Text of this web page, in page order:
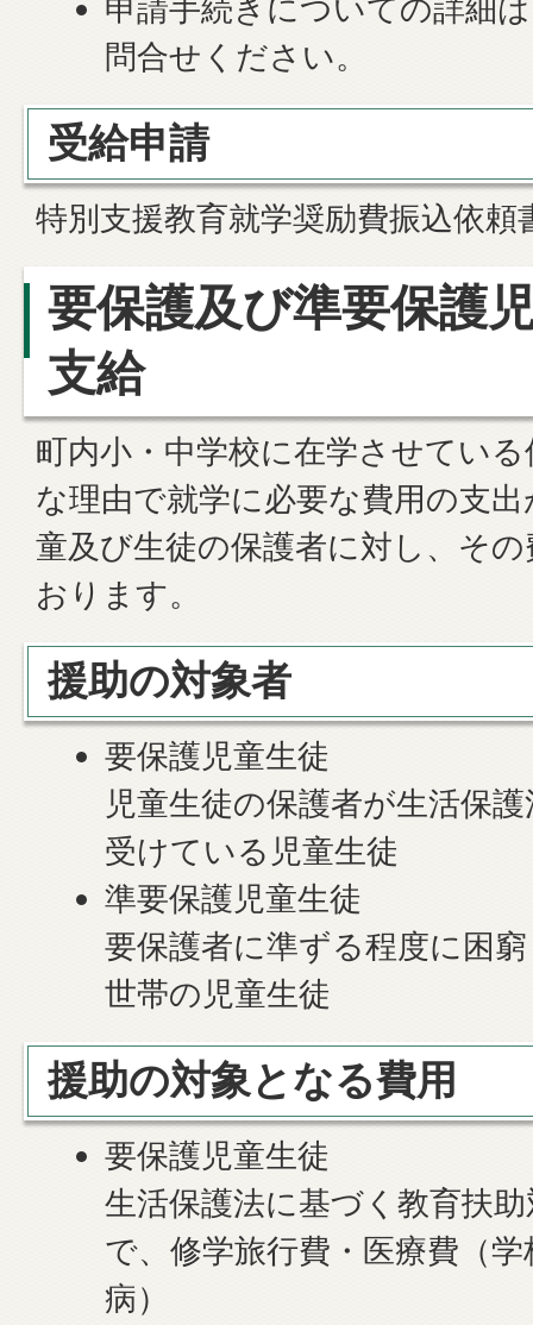
申請手続きについての詳細
問合せください。
受給申請
特別支援教育就学奨励費振込依頼
要保護及び準要保護
支給
町内小・中学校に在学させてい
な理由で就学に必要な費用の支
童及び生徒の保護者に対し、そ
おります。
援助の対象者
要保護児童生徒
児童生徒の保護者が生活保
受けている児童生徒
準要保護児童生徒
要保護者に準ずる程度に困
世帯の児童生徒
援助の対象となる費用
要保護児童生徒
生活保護法に基づく教育扶
で、修学旅行費・医療費（
病）